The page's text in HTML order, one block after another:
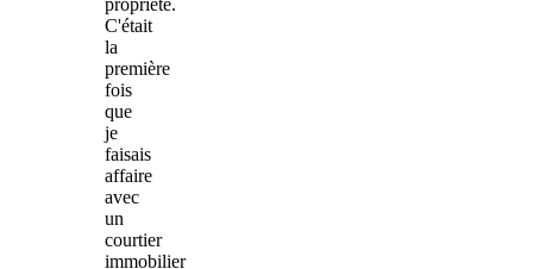
propriété.
C'était
la
première
fois
que
je
faisais
affaire
avec
un
courtier
immobilier